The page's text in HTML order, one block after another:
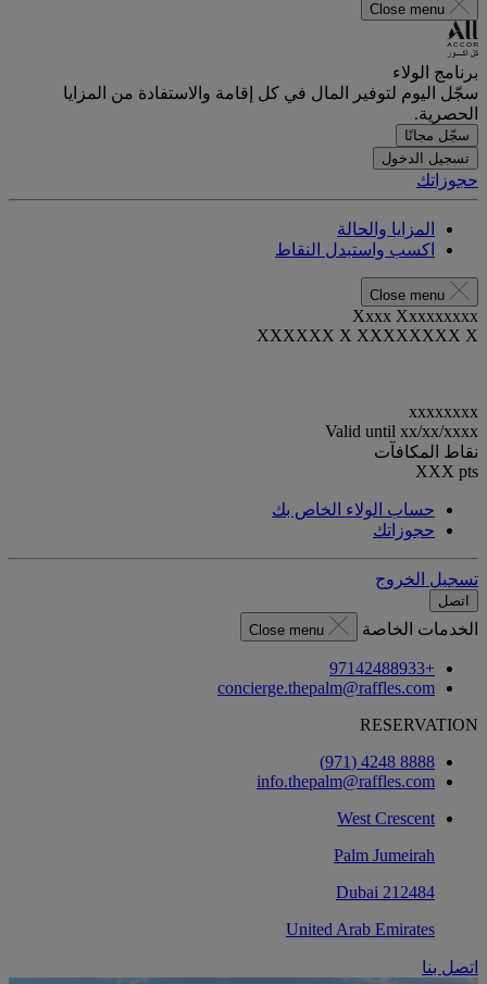
Close menu
برنامج الولاء
سجّل اليوم لتوفير المال في كل إقامة والاستفادة من المزايا
الحصرية.
سجّل مجانًا
تسجيل الدخول
حجوزاتك
المزايا والحالة
اكسب واستبدل النقاط
Close menu
Xxxx Xxxxxxxxx
XXXXXX X XXXXXXXX X
xxxxxxxx
Valid until xx/xx/xxxx
نقاط المكافآت
XXX pts
حساب الولاء الخاص بك
حجوزاتك
تسجيل الخروج
اتصل
الخدمات الخاصة Close menu
+97142488933
concierge.thepalm@raffles.com
RESERVATION
8888 4248 (971)
info.thepalm@raffles.com
West Crescent
Palm Jumeirah
212484 Dubai
United Arab Emirates
اتصل بنا